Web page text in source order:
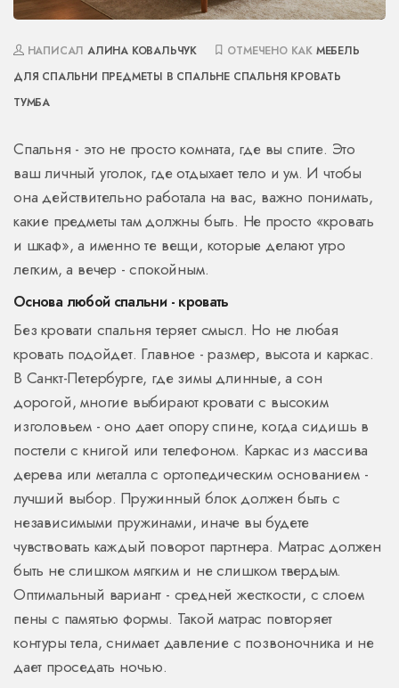
НАПИСАЛАЛИНА КОВАЛЬЧУК ОТМЕЧЕНО КАК МЕБЕЛЬ
ДЛЯ СПАЛЬНИ ПРЕДМЕТЫ В СПАЛЬНЕ СПАЛЬНЯ КРОВАТЬ
ТУМБА
Спальня - это не просто комната, где вы спите. Это
ваш личный уголок, где отдыхает тело и ум. И чтобы
она действительно работала на вас, важно понимать,
какие предметы там должны быть. Не просто «кровать
и шкаф», а именно те вещи, которые делают утро
легким, а вечер - спокойным.
Основа любой спальни - кровать
Без кровати спальня теряет смысл. Но не любая
кровать подойдет. Главное - размер, высота и каркас.
В Санкт-Петербурге, где зимы длинные, а сон
дорогой, многие выбирают кровати с высоким
изголовьем - оно дает опору спине, когда сидишь в
постели с книгой или телефоном. Каркас из массива
дерева или металла с ортопедическим основанием -
лучший выбор. Пружинный блок должен быть с
независимыми пружинами, иначе вы будете
чувствовать каждый поворот партнера. Матрас должен
быть не слишком мягким и не слишком твердым.
Оптимальный вариант - средней жесткости, с слоем
пены с памятью формы. Такой матрас повторяет
контуры тела, снимает давление с позвоночника и не
дает проседать ночью.